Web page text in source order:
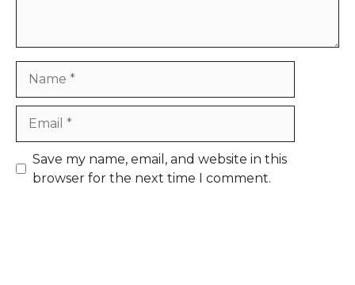
Save my name, email, and website in this
browser for the next time I comment.